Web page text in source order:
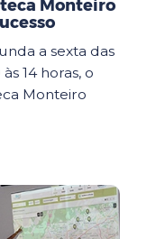
Monteiro
a sexta das
14 horas, o
Monteiro